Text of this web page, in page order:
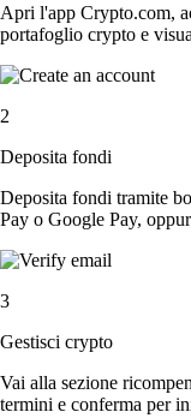
Apri l'app Crypto.com,
portafoglio crypto e
2
Deposita fondi
Deposita fondi tramite
Pay o Google Pay,
3
Gestisci crypto
Vai alla sezione
termini e conferma per